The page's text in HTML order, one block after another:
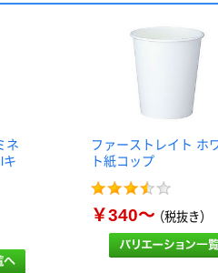
ネ
キ
ファーストレイト ホ
ト紙コップ
￥340～（税抜き）